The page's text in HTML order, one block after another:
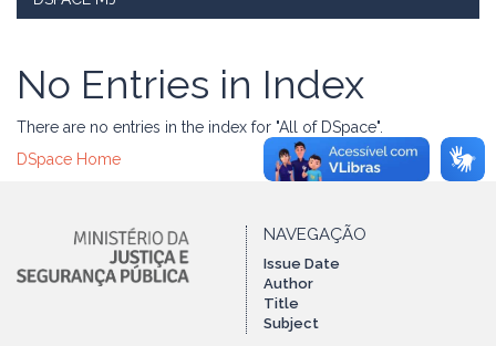
No Entries in Index
There are no entries in the index for "All of DSpace".
DSpace Home
NAVEGAÇÃO
Issue Date
Author
Title
Subject